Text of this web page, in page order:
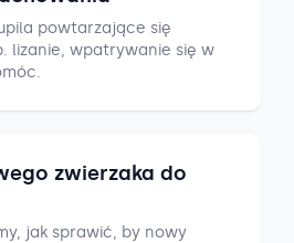
powtarzające się
lizanie, wpatrywanie się w
zwierzaka do
jak sprawić, by nowy